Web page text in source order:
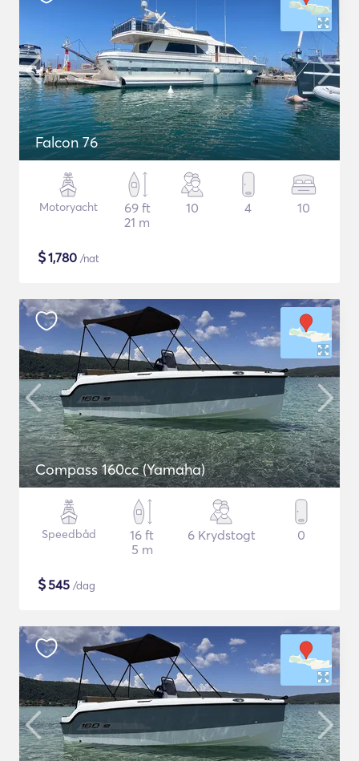
Falcon 76
Motoryacht
69 ft
21 m
10 4 10
$1,780 /nat
Compass 160cc (Yamaha)
Speedbåd
16 ft
5 m
6 Krydstogt 0
$545 /dag